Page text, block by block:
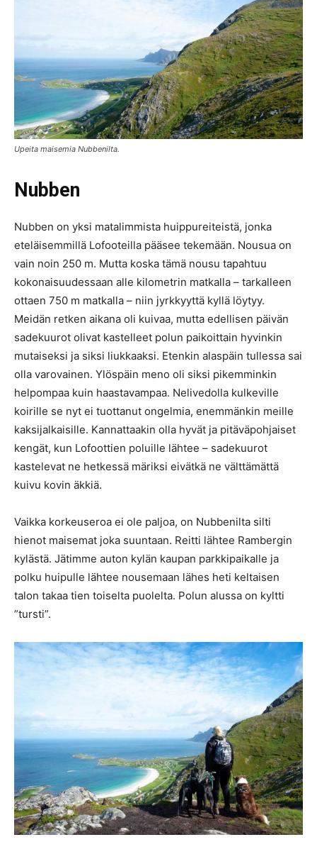
Upeita maisemia Nubbenilta.
Nubben
Nubben on yksi matalimmista huippureiteistä, jonka
eteläisemmillä Lofooteilla pääsee tekemään. Nousua on
vain noin 250 m. Mutta koska tämä nousu tapahtuu
kokonaisuudessaan alle kilometrin matkalla – tarkalleen
ottaen 750 m matkalla – niin jyrkkyyttä kyllä löytyy.
Meidän retken aikana oli kuivaa, mutta edellisen päivän
sadekuurot olivat kastelleet polun paikoittain hyvinkin
mutaiseksi ja siksi liukkaaksi. Etenkin alaspäin tullessa sai
olla varovainen. Ylöspäin meno oli siksi pikemminkin
helpompaa kuin haastavampaa. Nelivedolla kulkeville
koirille se nyt ei tuottanut ongelmia, enemmänkin meille
kaksijalkaisille. Kannattaakin olla hyvät ja pitäväpohjaiset
kengät, kun Lofoottien poluille lähtee – sadekuurot
kastelevat ne hetkessä märiksi eivätkä ne välttämättä
kuivu kovin äkkiä.
Vaikka korkeuseroa ei ole paljoa, on Nubbenilta silti
hienot maisemat joka suuntaan. Reitti lähtee Rambergin
kylästä. Jätimme auton kylän kaupan parkkipaikalle ja
polku huipulle lähtee nousemaan lähes heti keltaisen
talon takaa tien toiselta puolelta. Polun alussa on kyltti
”tursti”.